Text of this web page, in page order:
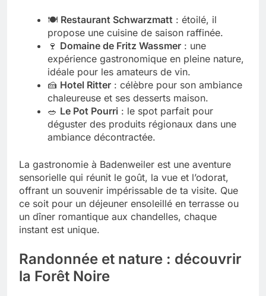
🍽️ Restaurant Schwarzmatt : étoilé, il
propose une cuisine de saison raffinée.
🍷 Domaine de Fritz Wassmer : une
expérience gastronomique en pleine nature,
idéale pour les amateurs de vin.
🍰 Hotel Ritter : célèbre pour son ambiance
chaleureuse et ses desserts maison.
🥗 Le Pot Pourri : le spot parfait pour
déguster des produits régionaux dans une
ambiance décontractée.
La gastronomie à Badenweiler est une aventure
sensorielle qui réunit le goût, la vue et l’odorat,
offrant un souvenir impérissable de ta visite. Que
ce soit pour un déjeuner ensoleillé en terrasse ou
un dîner romantique aux chandelles, chaque
instant est unique.
Randonnée et nature : découvrir
la Forêt Noire